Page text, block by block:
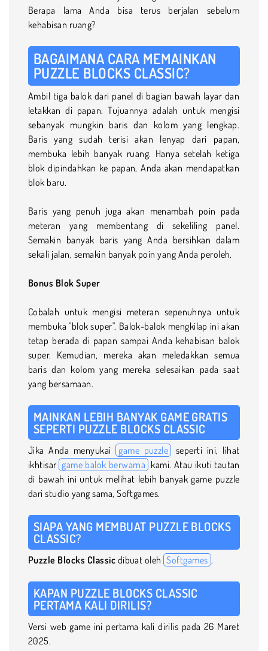
Berapa lama Anda bisa terus berjalan sebelum
kehabisan ruang?
BAGAIMANA CARA MEMAINKAN
PUZZLE BLOCKS CLASSIC?
Ambil tiga balok dari panel di bagian bawah layar dan
letakkan di papan. Tujuannya adalah untuk mengisi
sebanyak mungkin baris dan kolom yang lengkap.
Baris yang sudah terisi akan lenyap dari papan,
membuka lebih banyak ruang. Hanya setelah ketiga
blok dipindahkan ke papan, Anda akan mendapatkan
blok baru.
Baris yang penuh juga akan menambah poin pada
meteran yang membentang di sekeliling panel.
Semakin banyak baris yang Anda bersihkan dalam
sekali jalan, semakin banyak poin yang Anda peroleh.
Bonus Blok Super
Cobalah untuk mengisi meteran sepenuhnya untuk
membuka "blok super". Balok-balok mengkilap ini akan
tetap berada di papan sampai Anda kehabisan balok
super. Kemudian, mereka akan meledakkan semua
baris dan kolom yang mereka selesaikan pada saat
yang bersamaan.
MAINKAN LEBIH BANYAK GAME GRATIS
SEPERTI PUZZLE BLOCKS CLASSIC
Jika Anda menyukai game puzzle
seperti ini, lihat
ikhtisar game balok berwarna kami. Atau ikuti tautan
di bawah ini untuk melihat lebih banyak game puzzle
dari studio yang sama, Softgames.
SIAPA YANG MEMBUAT PUZZLE BLOCKS
CLASSIC?
Puzzle Blocks Classic dibuat oleh Softgames .
KAPAN PUZZLE BLOCKS CLASSIC
PERTAMA KALI DIRILIS?
Versi web game ini pertama kali dirilis pada 26 Maret
2025.